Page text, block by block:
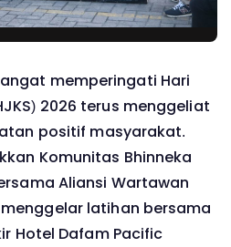
memperingati Hari
2026 terus menggeliat
positif masyarakat.
Komunitas Bhinneka
Aliansi Wartawan
latihan bersama
Hotel Dafam Pacific